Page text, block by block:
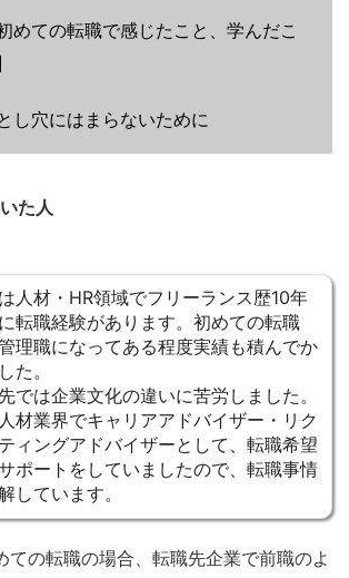
めての転職で感じたこと、学んだこ
し穴にはまらないために
た人
人材・HR領域でフリーランス歴10年
転職経験があります。初めての転職
理職になってある程度実績も積んでか
た。
では企業文化の違いに苦労しました。
材業界でキャリアアドバイザー・リク
ィングアドバイザーとして、転職希望
ポートをしていましたので、転職事情
しています。
ての転職の場合、転職先企業で前職のよ